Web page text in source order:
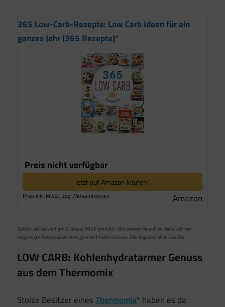
365 Low-Carb-Rezepte: Low Carb Ideen für ein
ganzes Jahr (365 Rezepte)*
Preis nicht verfügbar
Jetzt auf Amazon kaufen*
Preis inkl. MwSt., zzgl. Versandkosten Amazon
Zuletzt aktualisiert am 2. Januar 2026 um 4:45 . Wir weisen darauf hin, dass sich hier
angezeigte Preise inzwischen geändert haben können. Alle Angaben ohne Gewähr.
LOW CARB: Kohlenhydratarmer Genuss
aus dem Thermomix
Stolze Besitzer einesThermomix* haben es da